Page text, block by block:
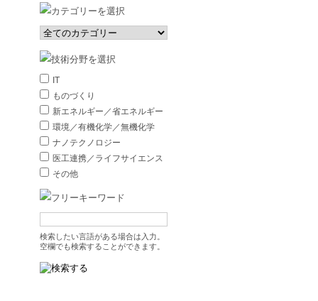
IT
ものづくり
新エネルギー／省エネルギー
環境／有機化学／無機化学
ナノテクノロジー
医工連携／ライフサイエンス
その他
検索したい言語がある場合は入力。
空欄でも検索することができます。